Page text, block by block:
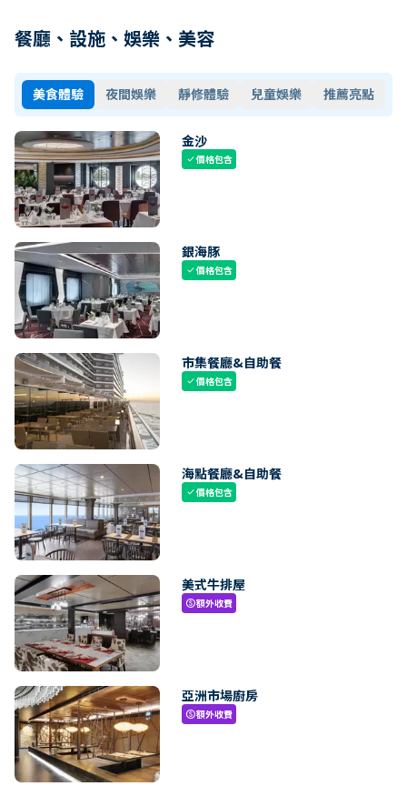
餐廳、設施、娛樂、美容
美食體驗 夜間娛樂 靜修體驗 兒童娛樂 推薦亮點
金沙
check價格包含
銀海豚
check價格包含
市集餐廳&自助餐
check價格包含
海點餐廳&自助餐
check價格包含
美式牛排屋
paid額外收費
亞洲市場廚房
paid額外收費